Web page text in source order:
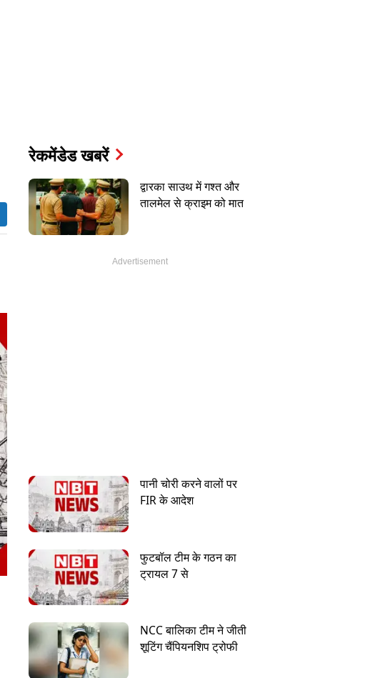
रेकमेंडेड खबरें
द्वारका साउथ में गश्त और
तालमेल से क्राइम को मात
पानी चोरी करने वालों पर
FIR के आदेश
फुटबॉल टीम के गठन का
ट्रायल 7 से
NCC बालिका टीम ने जीती
शूटिंग चैंपियनशिप ट्रोफी